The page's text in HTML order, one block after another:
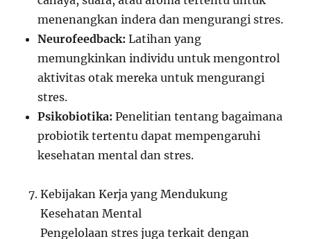
menenangkan indera dan mengurangi stres.
Neurofeedback: Latihan yang
memungkinkan individu untuk mengontrol
aktivitas otak mereka untuk mengurangi
stres.
Psikobiotika: Penelitian tentang bagaimana
probiotik tertentu dapat mempengaruhi
kesehatan mental dan stres.
Kebijakan Kerja yang Mendukung
Kesehatan Mental
Pengelolaan stres juga terkait dengan